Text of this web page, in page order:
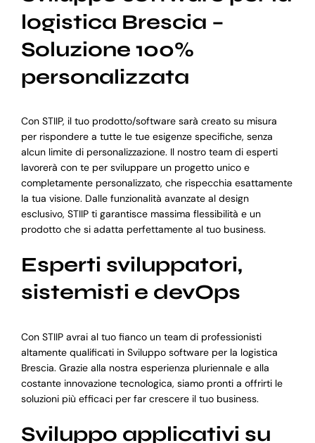
logistica Brescia –
Soluzione 100%
personalizzata
Con STIIP, il tuo prodotto/software sarà creato su misura
per rispondere a tutte le tue esigenze specifiche, senza
alcun limite di personalizzazione. Il nostro team di esperti
lavorerà con te per sviluppare un progetto unico e
completamente personalizzato, che rispecchia esattamente
la tua visione. Dalle funzionalità avanzate al design
esclusivo, STIIP ti garantisce massima flessibilità e un
prodotto che si adatta perfettamente al tuo business.
Esperti sviluppatori,
sistemisti e devOps
Con STIIP avrai al tuo fianco un team di professionisti
altamente qualificati in Sviluppo software per la logistica
Brescia. Grazie alla nostra esperienza pluriennale e alla
costante innovazione tecnologica, siamo pronti a offrirti le
soluzioni più efficaci per far crescere il tuo business.
Sviluppo applicativi su